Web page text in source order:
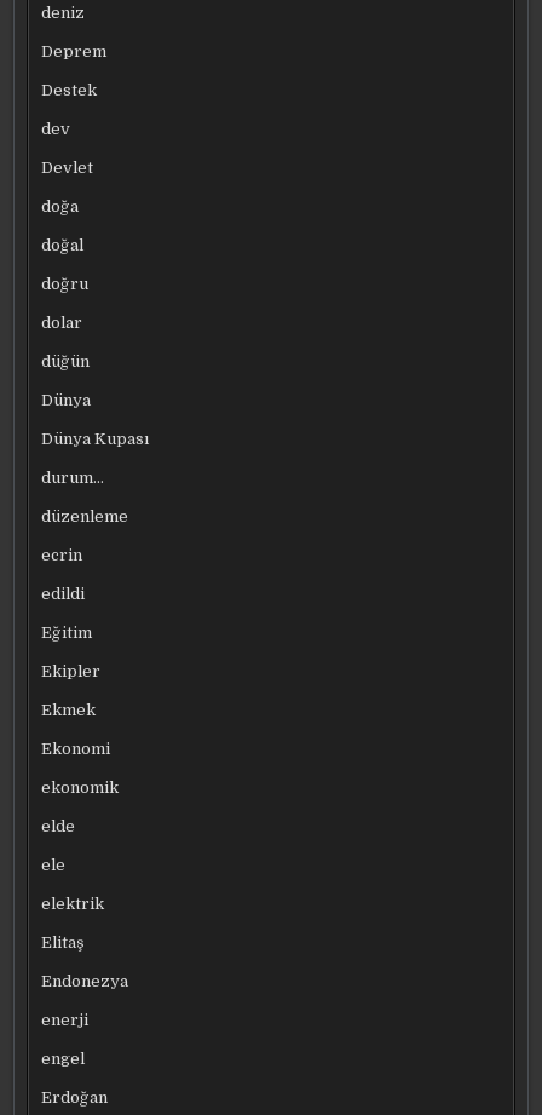
deniz
Deprem
Destek
dev
Devlet
doğa
doğal
doğru
dolar
düğün
Dünya
Dünya Kupası
durum…
düzenleme
ecrin
edildi
Eğitim
Ekipler
Ekmek
Ekonomi
ekonomik
elde
ele
elektrik
Elitaş
Endonezya
enerji
engel
Erdoğan